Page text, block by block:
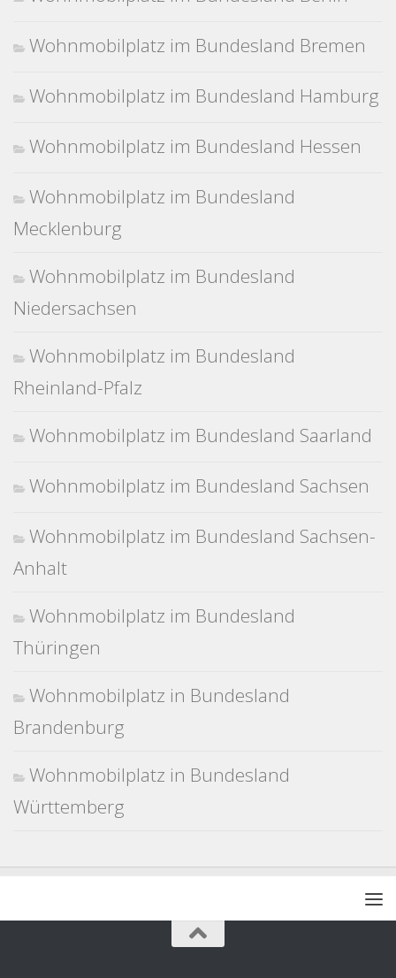
Wohnmobilplatz im Bundesland Bremen
Wohnmobilplatz im Bundesland Hamburg
Wohnmobilplatz im Bundesland Hessen
Wohnmobilplatz im Bundesland
Mecklenburg
Wohnmobilplatz im Bundesland
Niedersachsen
Wohnmobilplatz im Bundesland
Rheinland-Pfalz
Wohnmobilplatz im Bundesland Saarland
Wohnmobilplatz im Bundesland Sachsen
Wohnmobilplatz im Bundesland Sachsen-
Anhalt
Wohnmobilplatz im Bundesland
Thüringen
Wohnmobilplatz in Bundesland
Brandenburg
Wohnmobilplatz in Bundesland
Württemberg